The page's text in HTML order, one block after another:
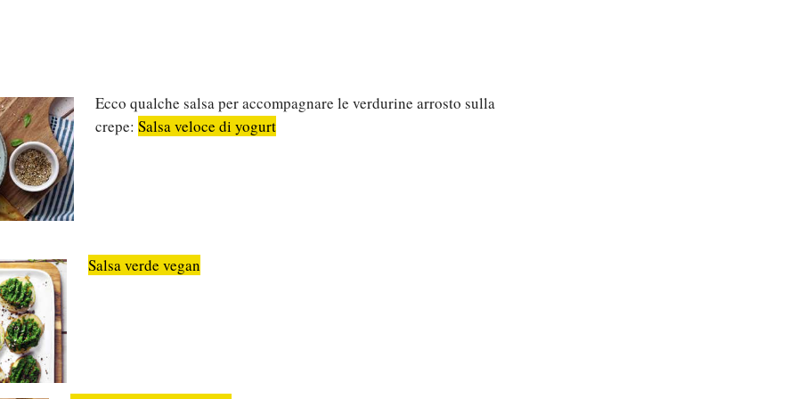
Ecco qualche salsa per accompagnare le verdurine arrosto sulla
crepe: Salsa veloce di yogurt
Salsa verde vegan